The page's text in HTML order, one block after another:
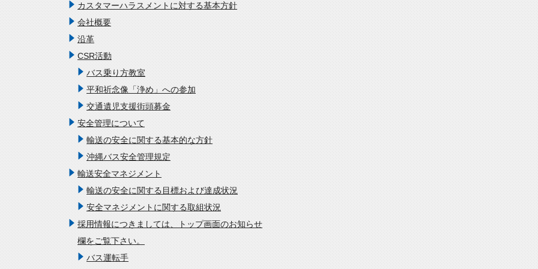
カスタマーハラスメントに対する基本方針
会社概要
沿革
CSR活動
バス乗り方教室
平和祈念像「浄め」への参加
交通遺児支援街頭募金
安全管理について
輸送の安全に関する基本的な方針
沖縄バス安全管理規定
輸送安全マネジメント
輸送の安全に関する目標および達成状況
安全マネジメントに関する取組状況
採用情報につきましては、トップ画面のお知らせ
欄をご覧下さい。
バス運転手